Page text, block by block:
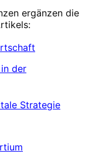
ergänzen die
der
Strategie